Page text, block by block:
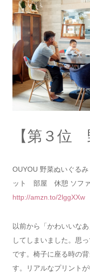
【第３位
OUYOU 野菜ぬいぐる
ット 部屋 休憩 ソフ
http://amzn.to/2lggXXw
以前から「かわいいな
してしまいました。思
です。椅子に座る時の
す。リアルなプリントが